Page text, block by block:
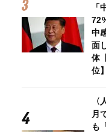
中
面
体
位】
月
も